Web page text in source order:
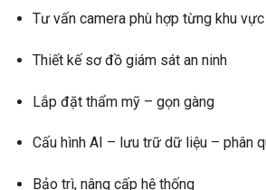
Tư vấn camera phù hợp từng khu vực
Thiết kế sơ đồ giám sát an ninh
Lắp đặt thẩm mỹ – gọn gàng
Cấu hình AI – lưu trữ dữ liệu – phân
Bảo trì, nâng cấp hệ thống